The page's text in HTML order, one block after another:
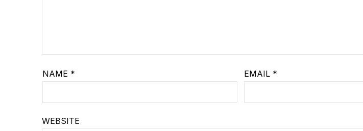
NAME * EMAIL *
WEBSITE